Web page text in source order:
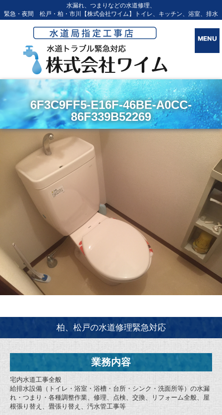
水漏れ、つまりなどの水道修理、
緊急・夜間 松戸・柏・市川【株式会社ワイム】トイレ、キッチン、浴室、排水
6F3C9FF5-E16F-46BE-A0CC-
86F339B52269
柏、松戸の水道修理緊急対応
業務内容
宅内水道工事全般
給排水設備（トイレ・浴室・浴槽・台所・シンク・洗面所等）の水漏
れ・つまり・各種調整作業、修理、点検、交換、リフォーム全般、屋
根張り替え、畳張り替え、汚水管工事等